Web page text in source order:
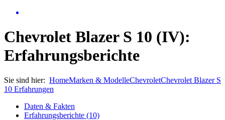
Chevrolet Blazer S 10 (IV):
Erfahrungsberichte
Sie sind hier: HomeMarken & ModelleChevroletChevrolet Blazer S
10 Erfahrungen
Daten & Fakten
Erfahrungsberichte (10)